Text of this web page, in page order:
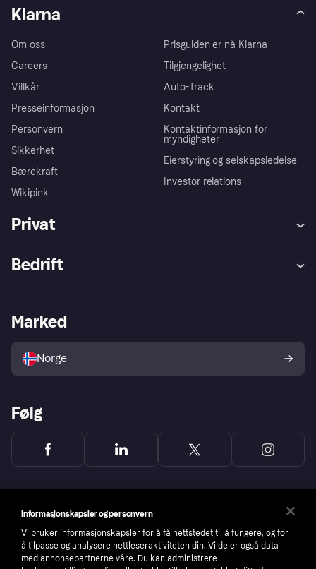
Klarna
Om oss
Careers
Villkår
Presseinformasjon
Personvern
Sikkerhet
Bærekraft
Wikipink
Prisguiden er nå Klarna
Tilgjengelighet
Auto-Track
Kontakt
Kontaktinformasjon for
myndigheter
Eierstyring og selskapsledelse
Investor relations
Privat
Utforsk butikker
Bedrift
Merchant portal
Marked
Norge
Følg
Informasjonskapsler og personvern
Vi bruker informasjonskapsler for å få nettstedet til å fungere, og for
å tilpasse og analysere nettleseraktiviteten din. Vi deler også data
med annonsepartnerne våre. Du kan administrere